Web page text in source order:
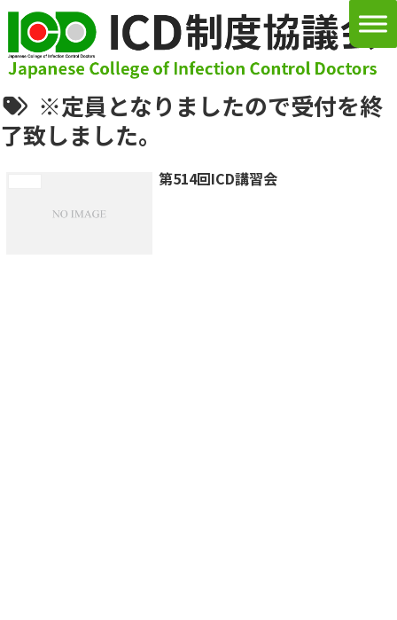
※定員となりましたので受付を終
了致しました。
第514回ICD講習会